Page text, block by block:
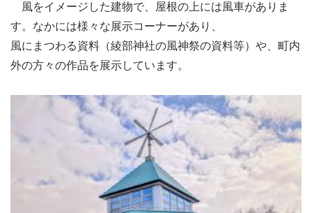
風をイメージした建物で、屋根の上には風車がありま
す。なかには様々な展示コーナーがあり、
風にまつわる資料（綾部神社の風神祭の資料等）や、町内
外の方々の作品を展示しています。